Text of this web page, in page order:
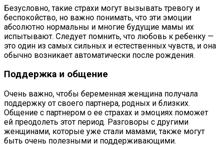
Безусловно, такие страхи могут вызывать тревогу и
беспокойство, но важно понимать, что эти эмоции
абсолютно нормальны и многие будущие мамы их
испытывают. Следует помнить, что любовь к ребенку —
это один из самых сильных и естественных чувств, и она
обычно возникает автоматически после рождения.
Поддержка и общение
Очень важно, чтобы беременная женщина получала
поддержку от своего партнера, родных и близких.
Общение с партнером о ее страхах и эмоциях поможет
ей преодолеть этот период. Разговоры с другими
женщинами, которые уже стали мамами, также могут
быть очень полезными и поддерживающими.